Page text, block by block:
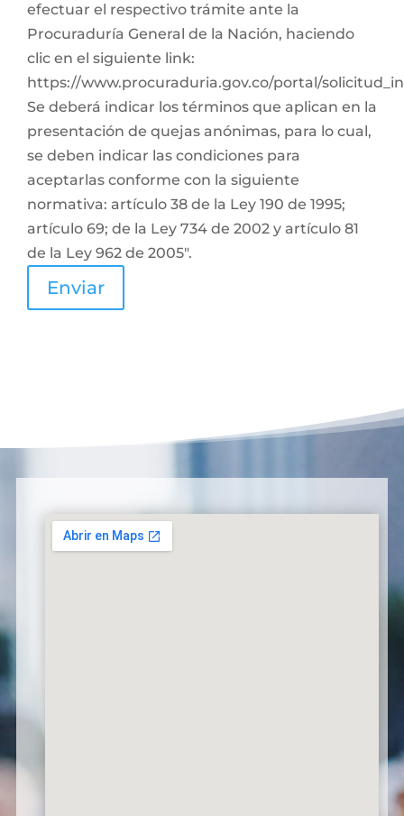
efectuar el respectivo trámite ante la
Procuraduría General de la Nación, haciendo
clic en el siguiente link:
https://www.procuraduria.gov.co/portal/
Se deberá indicar los términos que aplican en la
presentación de quejas anónimas, para lo cual,
se deben indicar las condiciones para
aceptarlas conforme con la siguiente
normativa: artículo 38 de la Ley 190 de 1995;
artículo 69; de la Ley 734 de 2002 y artículo 81
de la Ley 962 de 2005".
Enviar